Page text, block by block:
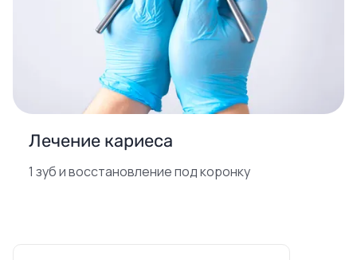
Лечение кариеса
1 зуб и восстановление под коронку